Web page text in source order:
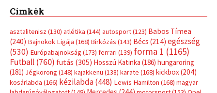
Címkék
asztalitenisz (130) atlétika (144) autosport(123) Babos Tímea
(240) Bajnokok Ligája (168) Birkózás (143) Bécs (214) egészség
(530) Európabajnokság (173) ferrari (139) forma 1 (1165)
Futball (760) futás (305) Hosszú Katinka (186) hungaroring
(181) Jégkorong (148) kajakkenu (138) karate (168) kickbox(204)
kosárlabda (166) kézilabda(448) Lewis Hamilton (168) magyar